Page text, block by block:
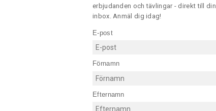
erbjudanden och tävlingar - direkt till din
inbox. Anmäl dig idag!
E-post
Förnamn
Efternamn